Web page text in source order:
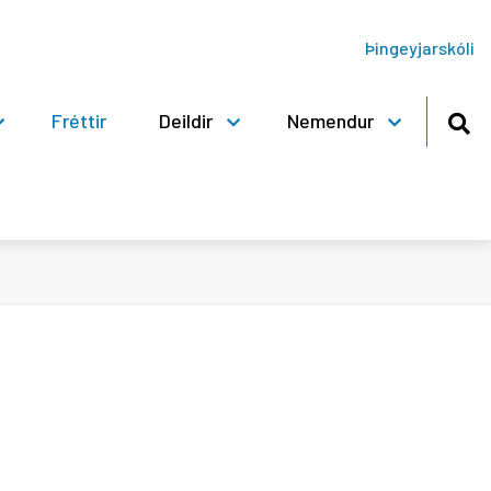
Fréttir Deildir Nemendur
Þingeyjarskóli